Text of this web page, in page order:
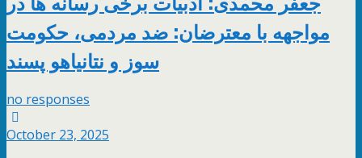
مواجهه با معترضان: ضد مردمی، حکومت
سوز و نتانیاهو پسند
no responses
October 23, 2025